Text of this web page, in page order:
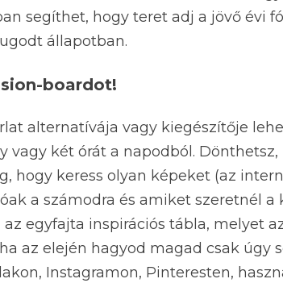
segíthet, hogy teret adj a jövő évi
állapotban.
boardot!
alternatívája vagy kiegészítője
vagy két órát a napodból.
hogy keress olyan képeket (az
a számodra és amiket szeretnél
az egyfajta inspirációs tábla, melyet
az elején hagyod magad csak úgy
Instagramon, Pinteresten,